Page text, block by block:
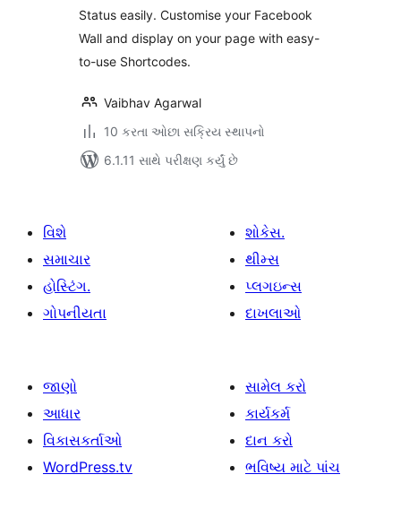
Status easily. Customise your Facebook
Wall and display on your page with easy-
to-use Shortcodes.
Vaibhav Agarwal
10 કરતા ઓછા સક્રિય સ્થાપનો
6.1.11 સાથે પરીક્ષણ કર્યું છે
વિશે
સમાચાર
હોસ્ટિંગ.
ગોપનીયતા
શોકેસ.
થીમ્સ
પ્લગઇન્સ
દાખલાઓ
જાણો
આધાર
વિકાસકર્તાઓ
WordPress.tv
સામેલ કરો
કાર્યકર્મ
દાન કરો
ભવિષ્ય માટે પાંચ